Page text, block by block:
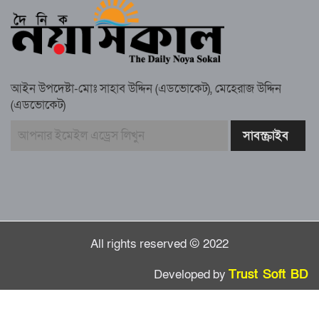
গাউসিয়া কমিটির সম্পাদক কামাল হোসাইনের
স্মরণ সভায় মিলাদ ও দোয়া
কামরুল কাননের ছবি বিকৃত করে অপপ্রচারের
বাংলাদেশ আজ দুই ভাগে বিভক্ত—একটি
আইন উপদেষ্টা-মোঃ সাহাব উদ্দিন (এডভোকেট), মেহেরাজ উদ্দিন
(এডভোকেট)
All rights reserved © 2022
Developed by Trust Soft BD